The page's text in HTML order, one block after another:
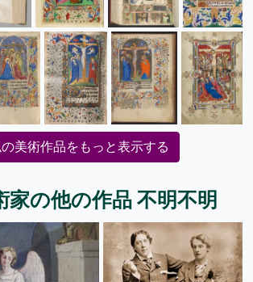
美術作品をもっと表示する
家の他の作品 不明不明